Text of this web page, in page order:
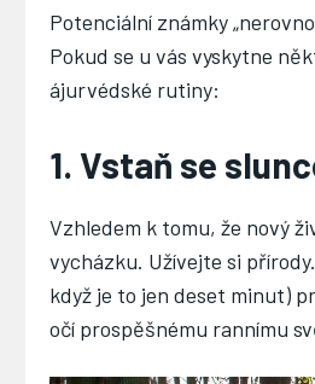
Potenciální známky
Pokud se u vás vyskytne
ájurvédské rutiny:
1. Vstaň se
Vzhledem k tomu, že nový
vycházku. Užívejte si
když je to jen deset minut)
očí prospěšnému rannímu